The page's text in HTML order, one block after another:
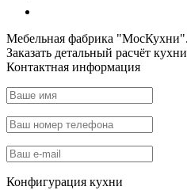
Мебельная фабрика
Заказать детальный расчёт кухни
Контактная информация
Конфигурация кухни